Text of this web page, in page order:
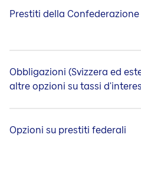
Prestiti della Confederazione
Obbligazioni (Svizzera ed
altre opzioni su tassi
Opzioni su prestiti federali